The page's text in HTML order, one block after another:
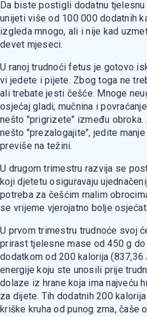
Da biste postigli dodatnu
unijeti više od 100 000 dodatnih
izgleda mnogo, ali i nije kad
devet mjeseci.
U ranoj trudnoći fetus je gotovo
vi jedete i pijete. Zbog toga ne
ali trebate jesti češće. Mnoge
osjećaj gladi, mučnina i
nešto "prigrizete" između
nešto "prezalogajite", jedite
previše na težini.
U drugom trimestru razvija se
koji djetetu osiguravaju
potreba za češćim malim
se vrijeme vjerojatno bolje
U prvom trimestru trudnoće svoj
prirast tjelesne mase od 450 g
dodatkom od 200 kalorija
energije koju ste unosili prije
dolaze iz hrane koja ima najveću
za dijete. Tih dodatnih 200
kriške kruha od punog zrna, čaše